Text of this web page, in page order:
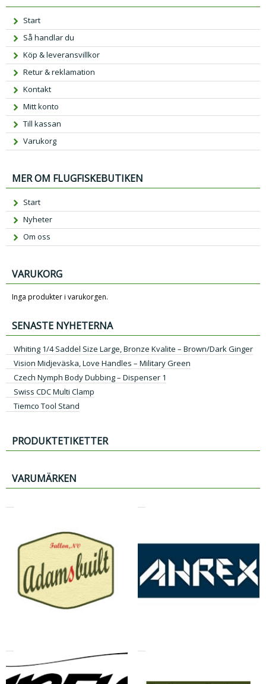
Start
Så handlar du
Köp & leveransvillkor
Retur & reklamation
Kontakt
Mitt konto
Till kassan
Varukorg
MER OM FLUGFISKEBUTIKEN
Start
Nyheter
Om oss
VARUKORG
Inga produkter i varukorgen.
SENASTE NYHETERNA
Whiting 1/4 Saddel Size Large, Bronze Kvalite – Brown/Dark Ginger
Vision Midjeväska, Love Handles – Military Green
Czech Nymph Body Dubbing – Dispenser 1
Swiss CDC Multi Clamp
Tiemco Tool Stand
PRODUKTETIKETTER
VARUMÄRKEN